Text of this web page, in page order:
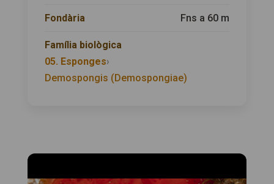
Fondària Fns a 60 m
Família biològica
05. Esponges›
Demospongis (Demospongiae)